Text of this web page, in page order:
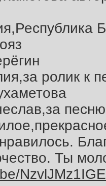
ролик к
Ты
NzvlJMz1IGE